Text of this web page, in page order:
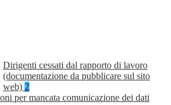
Dirigenti cessati dal rapporto di lavoro
(documentazione da pubblicare sul sito
web) 2
per mancata comunicazione dei dati